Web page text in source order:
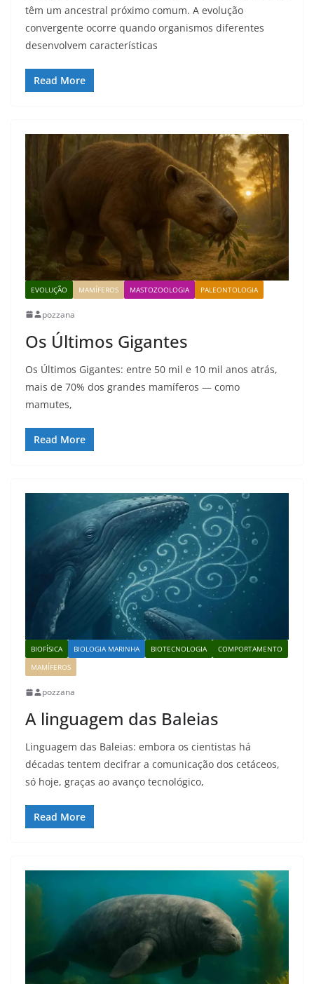
têm um ancestral próximo comum. A evolução
convergente ocorre quando organismos diferentes
desenvolvem características
Read More
EVOLUÇÃO MAMÍFEROS MASTOZOOLOGIA PALEONTOLOGIA
pozzana
Os Últimos Gigantes
Os Últimos Gigantes: entre 50 mil e 10 mil anos atrás,
mais de 70% dos grandes mamíferos — como
mamutes,
Read More
BIOFÍSICA BIOLOGIA MARINHA BIOTECNOLOGIA
COMPORTAMENTO
MAMÍFEROS
pozzana
A linguagem das Baleias
Linguagem das Baleias: embora os cientistas há
décadas tentem decifrar a comunicação dos cetáceos,
só hoje, graças ao avanço tecnológico,
Read More